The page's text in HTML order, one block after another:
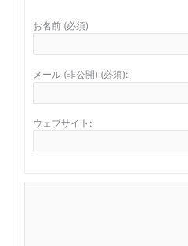
お名前 (必須)
メール (非公開) (必須):
ウェブサイト: